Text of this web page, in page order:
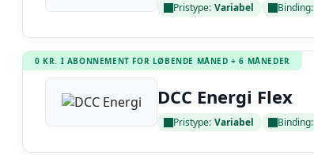
Pristype: Variabel Binding:
0 KR. I ABONNEMENT FOR LØBENDE MÅNED + 6 MÅNEDER
DCC Energi Flex
Pristype: Variabel Binding: